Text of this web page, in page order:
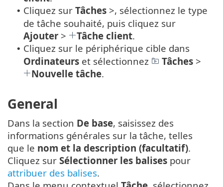
• Cliquez sur Tâches >, sélectionnez le type
de tâche souhaité, puis cliquez sur
Ajouter > Tâche client.
• Cliquez sur le périphérique cible dans
Ordinateurs et sélectionnez Tâches >
Nouvelle tâche.
General
Dans la section De base, saisissez des
informations générales sur la tâche, telles
que le nom et la description (facultatif).
Cliquez sur Sélectionner les balises pour
attribuer des balises.